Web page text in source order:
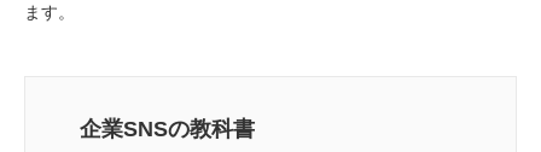
ます。
企業SNSの教科書